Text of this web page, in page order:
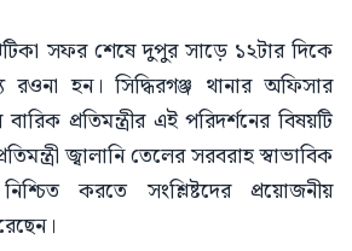
সফর শেষে দুপুর সাড়ে ১২টার দিকে
রওনা হন। সিদ্ধিরগঞ্জ থানার অফিসার
প্রতিমন্ত্রীর এই পরিদর্শনের বিষয়টি
জ্বালানি তেলের সরবরাহ স্বাভাবিক
করতে সংশ্লিষ্টদের প্রয়োজনীয়